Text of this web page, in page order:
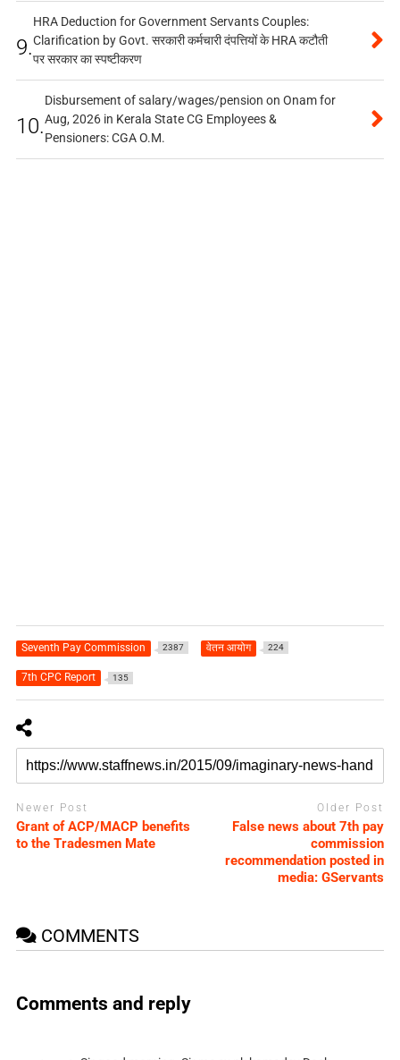
9.
HRA Deduction for Government Servants Couples:
Clarification by Govt. सरकारी कर्मचारी दंपत्तियों के HRA कटौती
पर सरकार का स्पष्टीकरण
10.
Disbursement of salary/wages/pension on Onam for
Aug, 2026 in Kerala State CG Employees &
Pensioners: CGA O.M.
Seventh Pay Commission 2387 वेतन आयोग 224
7th CPC Report 135
Newer Post
Grant of ACP/MACP benefits
to the Tradesmen Mate
Older Post
False news about 7th pay
commission
recommendation posted in
media: GServants
COMMENTS
Comments and reply